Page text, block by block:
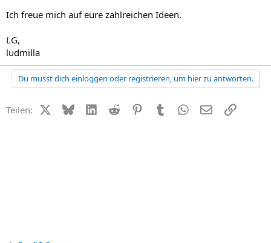
Ich freue mich auf eure zahlreichen Ideen.
LG,
ludmilla
Du musst dich einloggen oder registrieren, um hier zu antworten.
Teilen: X (Twitter)
BlueskyLinkedIn
Reddit PinterestTumblr WhatsApp
E-MailLink